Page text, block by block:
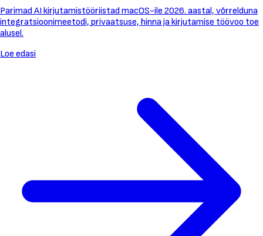
Parimad AI kirjutamistööriistad macOS-ile 2026. aastal, võrrelduna
integratsioonimeetodi, privaatsuse, hinna ja kirjutamise töövoo toe
alusel.
Loe edasi